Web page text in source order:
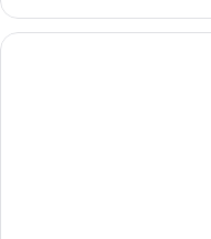
letti
multipli,
camere